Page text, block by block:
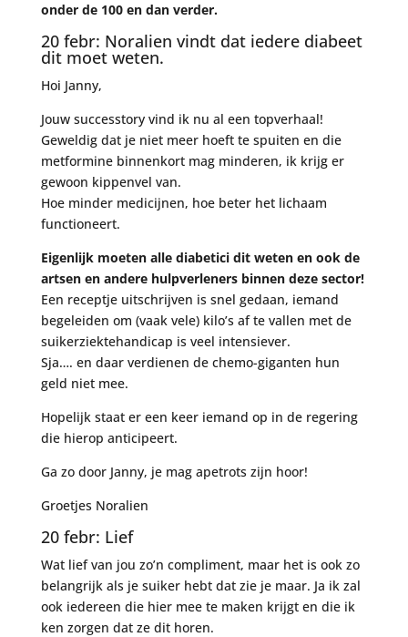
onder de 100 en dan verder.
20 febr: Noralien vindt dat iedere diabeet
dit moet weten.
Hoi Janny,
Jouw successtory vind ik nu al een topverhaal!
Geweldig dat je niet meer hoeft te spuiten en die
metformine binnenkort mag minderen, ik krijg er
gewoon kippenvel van.
Hoe minder medicijnen, hoe beter het lichaam
functioneert.
Eigenlijk moeten alle diabetici dit weten en ook de
artsen en andere hulpverleners binnen deze sector!
Een receptje uitschrijven is snel gedaan, iemand
begeleiden om (vaak vele) kilo’s af te vallen met de
suikerziektehandicap is veel intensiever.
Sja…. en daar verdienen de chemo-giganten hun
geld niet mee.
Hopelijk staat er een keer iemand op in de regering
die hierop anticipeert.
Ga zo door Janny, je mag apetrots zijn hoor!
Groetjes Noralien
20 febr: Lief
Wat lief van jou zo’n compliment, maar het is ook zo
belangrijk als je suiker hebt dat zie je maar. Ja ik zal
ook iedereen die hier mee te maken krijgt en die ik
ken zorgen dat ze dit horen.